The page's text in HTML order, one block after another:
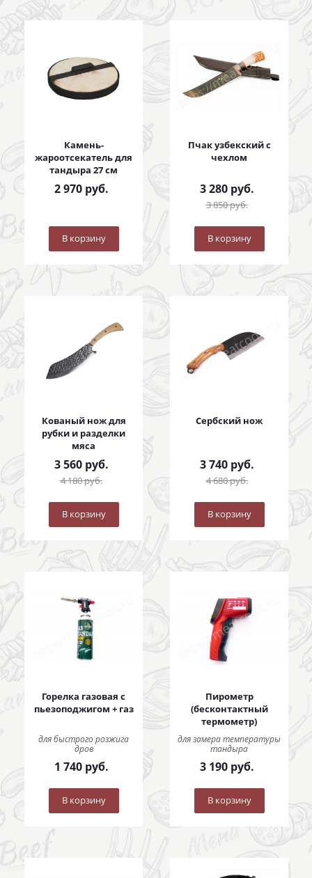
Камень-
жароотсекатель для
тандыра 27 см
2 970руб.
В корзину
Пчак узбекский с
чехлом
3 280руб.
3 850руб.
В корзину
Кованый нож для
рубки и разделки
мяса
3 560руб.
4 180руб.
В корзину
Сербский нож
3 740руб.
4 680руб.
В корзину
Горелка газовая с
пьезоподжигом + газ
для быстрого розжига
дров
1 740руб.
В корзину
Пирометр
(бесконтактный
термометр)
для замера температуры
тандыра
3 190руб.
В корзину